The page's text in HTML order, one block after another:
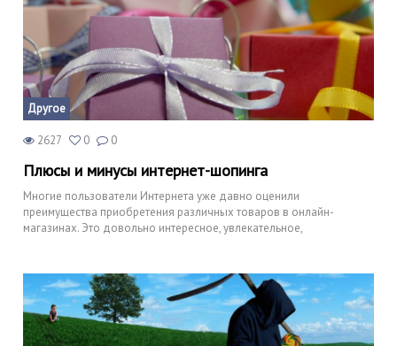
Другое
2627 0 0
Плюсы и минусы интернет-шопинга
Многие пользователи Интернета уже давно оценили
преимущества приобретения различных товаров в онлайн-
магазинах. Это довольно интересное, увлекательное,